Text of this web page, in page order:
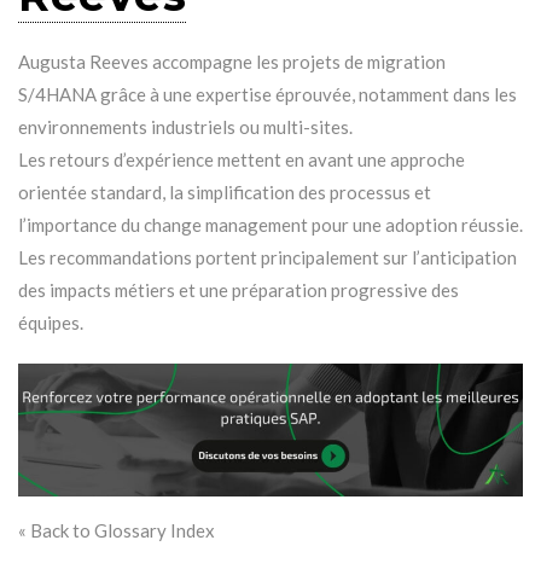
Augusta Reeves accompagne les projets de migration
S/4HANA grâce à une expertise éprouvée, notamment dans les
environnements industriels ou multi-sites.
Les retours d’expérience mettent en avant une approche
orientée standard, la simplification des processus et
l’importance du change management pour une adoption réussie.
Les recommandations portent principalement sur l’anticipation
des impacts métiers et une préparation progressive des
équipes.
« Back to Glossary Index